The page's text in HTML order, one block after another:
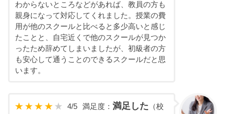
わからないところなどがあれば、教員の方も
親身になって対応してくれました。授業の費
用が他のスクールと比べると多少高いと感じ
たことと、自宅近くで他のスクールが見つか
ったため辞めてしまいましたが、初級者の方
も安心して通うことのできるスクールだと思
います。
4/5 満足度：満足した （校